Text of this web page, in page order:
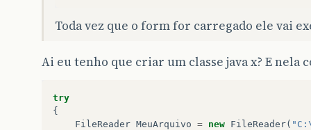
Toda vez que o form for carregado ele vai
Ai eu tenho que criar um classe java x? E nela
try
{
FileReader MeuArquivo = new FileReader(